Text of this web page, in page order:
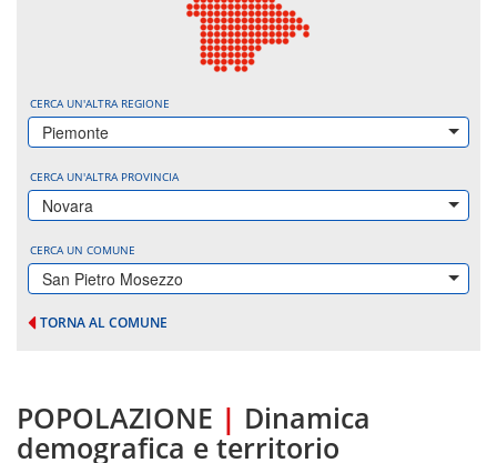
CERCA UN'ALTRA REGIONE
Piemonte
CERCA UN'ALTRA PROVINCIA
Novara
CERCA UN COMUNE
San Pietro Mosezzo
TORNA AL COMUNE
POPOLAZIONE | Dinamica
demografica e territorio